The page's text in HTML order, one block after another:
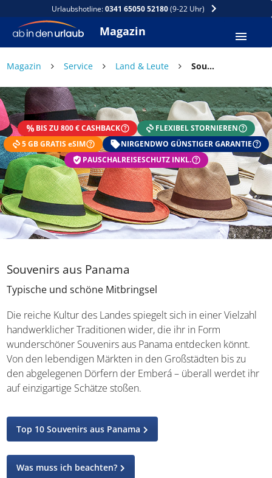
Urlaubshotline:0341 65050 52180(9-22 Uhr)
Magazin
Magazin Service Land & Leute Souvenirs aus Panama
BIS ZU 800 € CASHBACK
FLEXIBEL STORNIEREN
5 GB GRATIS eSIM
NIRGENDWO GÜNSTIGER GARANTIE
PAUSCHALREISESCHUTZ INKL.
Souvenirs aus Panama
Typische und schöne Mitbringsel
Die reiche Kultur des Landes spiegelt sich in einer
Vielzahl handwerklicher Traditionen wider, die ihr in Form
wunderschöner Souvenirs aus Panama entdecken könnt.
Von den lebendigen Märkten in den Großstädten bis zu
den abgelegenen Dörfern der Emberá – überall werdet
ihr auf einzigartige Schätze stoßen.
Top 10 Souvenirs aus Panama
Was muss ich beachten?
DEIN SOMMER ZAHLT SICH
AUS
Exklusiv: Nur in der ab in den urlaub App
☀️ Bis zu 1.000 € Sommer Cashback
📱 App gratis herunterladen
🧝 Konto anlegen oder einloggen
✅ Sommer Cashback ist automatisch aktiviert